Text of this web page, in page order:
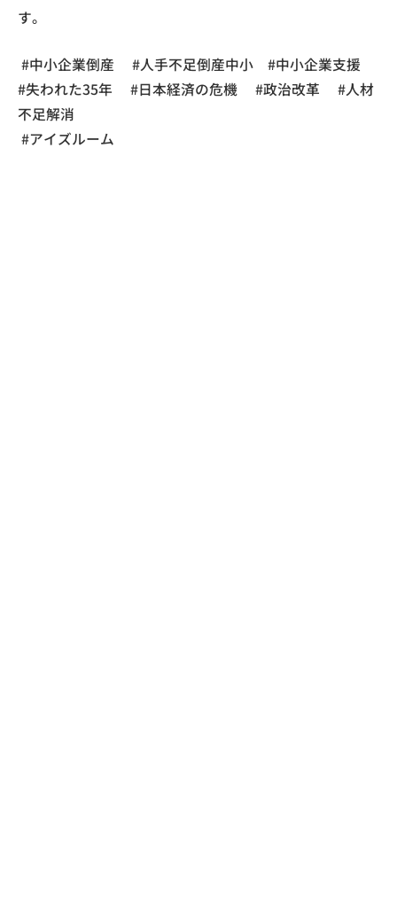
す。
#中小企業倒産 #人手不足倒産中小 #中小企業支援
#失われた35年 #日本経済の危機 #政治改革 #人材
不足解消
#アイズルーム